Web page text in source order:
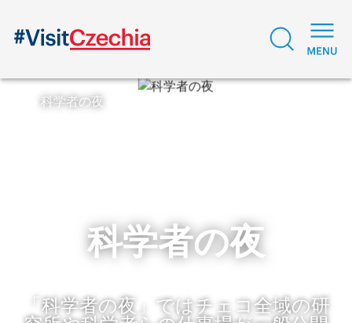
科学者の夜
科学者の夜
「科学者の夜」ではチェコ全域の研